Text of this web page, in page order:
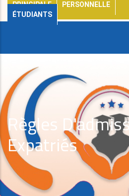
PRINCIPALE
PERSONNELLE
ÉTUDIANTS
Règles
Expatriés